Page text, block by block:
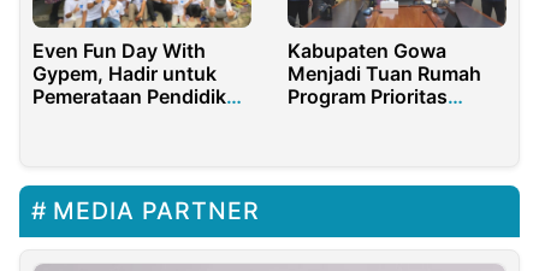
Even Fun Day With
Gypem, Hadir untuk
Pemerataan Pendidikan
Kabupaten Gowa
Menjadi Tuan Rumah
Program Prioritas
MEDIA PARTNER